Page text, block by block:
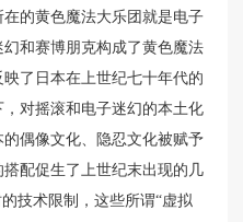
的黄色魔法大乐团就是电子
和赛博朋克构成了黄色魔法
了日本在上世纪七十年代的
对摇滚和电子迷幻的本土化
偶像文化、隐忍文化被赋予
配促生了上世纪末出现的几
技术限制，这些所谓“虚拟